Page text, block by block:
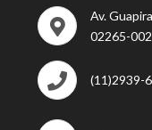
Av.
02265-002
(11)2939-